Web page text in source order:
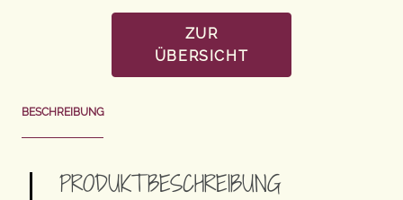
ZUR
ÜBERSICHT
BESCHREIBUNG
PRODUKTBESCHREIBUNG